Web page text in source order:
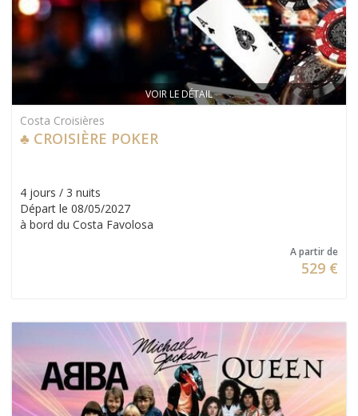
VOIR LE DÉTAIL
Costa Croisières
♣ CROISIÈRE POKER
4 jours / 3 nuits
Départ le 08/05/2027
à bord du Costa Favolosa
A partir de
529 €